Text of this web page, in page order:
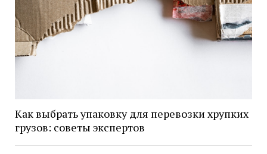
Как выбрать упаковку для перевозки хрупких
грузов: советы экспертов